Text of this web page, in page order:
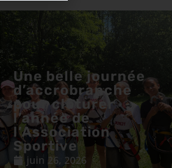
Une belle journée
d’accrobranche
pour clôturer
l’année de
l’Association
Sportive
juin 26, 2026